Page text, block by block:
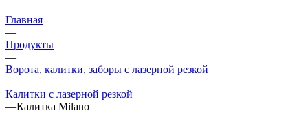
Главная
—
Продукты
—
Ворота, калитки, заборы с лазерной резкой
—
Калитки с лазерной резкой
—Калитка Milano